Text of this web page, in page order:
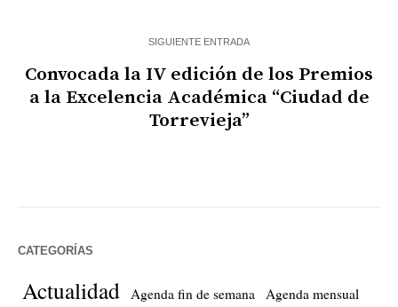
SIGUIENTE ENTRADA
Convocada la IV edición de los Premios
a la Excelencia Académica “Ciudad de
Torrevieja”
CATEGORÍAS
Actualidad Agenda fin de semana Agenda mensual